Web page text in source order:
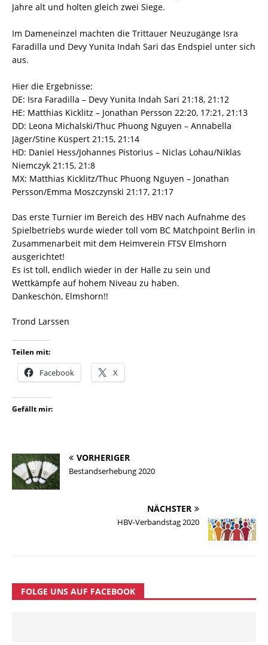
Jahre alt und holten gleich zwei Siege.
Im Dameneinzel machten die Trittauer Neuzugänge Isra
Faradilla und Devy Yunita Indah Sari das Endspiel unter sich
aus.
Hier die Ergebnisse:
DE: Isra Faradilla – Devy Yunita Indah Sari 21:18, 21:12
HE: Matthias Kicklitz – Jonathan Persson 22:20, 17:21, 21:13
DD: Leona Michalski/Thuc Phuong Nguyen – Annabella
Jäger/Stine Küspert 21:15, 21:14
HD: Daniel Hess/Johannes Pistorius – Niclas Lohau/Niklas
Niemczyk 21:15, 21:8
MX: Matthias Kicklitz/Thuc Phuong Nguyen – Jonathan
Persson/Emma Moszczynski 21:17, 21:17
Das erste Turnier im Bereich des HBV nach Aufnahme des
Spielbetriebs wurde wieder toll vom BC Matchpoint Berlin in
Zusammenarbeit mit dem Heimverein FTSV Elmshorn
ausgerichtet!
Es ist toll, endlich wieder in der Halle zu sein und
Wettkämpfe auf hohem Niveau zu haben.
Dankeschön, Elmshorn!!
Trond Larssen
Teilen mit:
Facebook X
Gefällt mir:
VORHERIGER
Bestandserhebung 2020
NÄCHSTER
HBV-Verbandstag 2020
FOLGE UNS AUF FACEBOOK